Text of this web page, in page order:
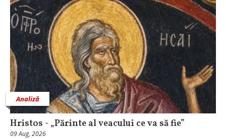
Analiză
Hristos - „Părinte al veacului ce va să fie”
09 Aug, 2026